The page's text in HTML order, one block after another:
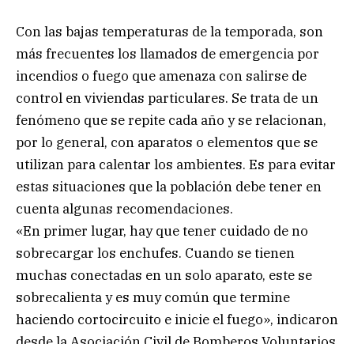
Con las bajas temperaturas de la temporada, son
más frecuentes los llamados de emergencia por
incendios o fuego que amenaza con salirse de
control en viviendas particulares. Se trata de un
fenómeno que se repite cada año y se relacionan,
por lo general, con aparatos o elementos que se
utilizan para calentar los ambientes. Es para evitar
estas situaciones que la población debe tener en
cuenta algunas recomendaciones.
«En primer lugar, hay que tener cuidado de no
sobrecargar los enchufes. Cuando se tienen
muchas conectadas en un solo aparato, este se
sobrecalienta y es muy común que termine
haciendo cortocircuito e inicie el fuego», indicaron